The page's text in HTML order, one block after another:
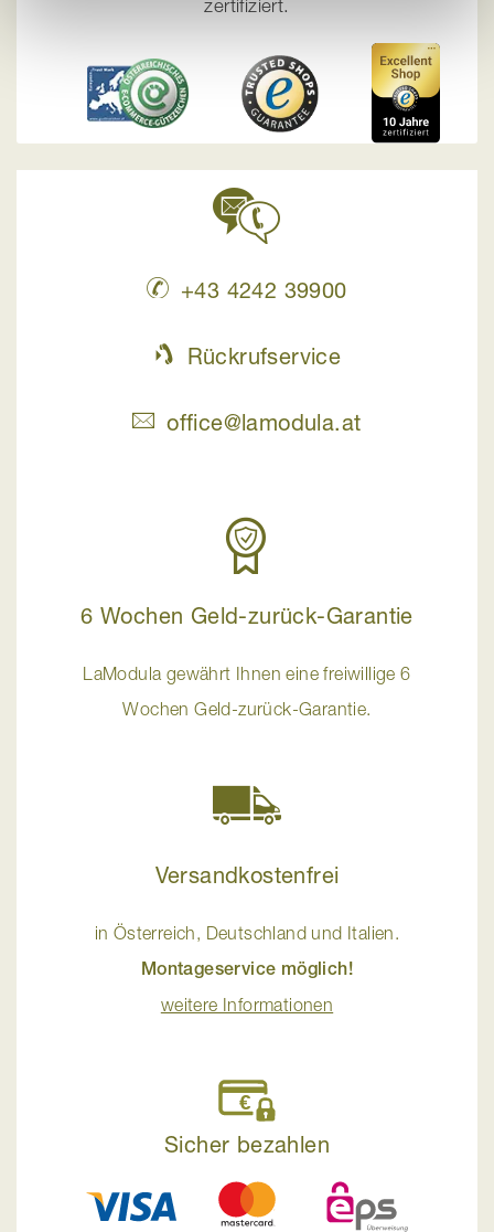
zertifiziert.
+43 4242 39900
Rückrufservice
office@lamodula.at
6 Wochen Geld-zurück-Garantie
LaModula gewährt Ihnen eine freiwillige 6
Wochen Geld-zurück-Garantie.
Versandkostenfrei
in Österreich, Deutschland und Italien.
Montageservice möglich!
weitere Informationen
Sicher bezahlen